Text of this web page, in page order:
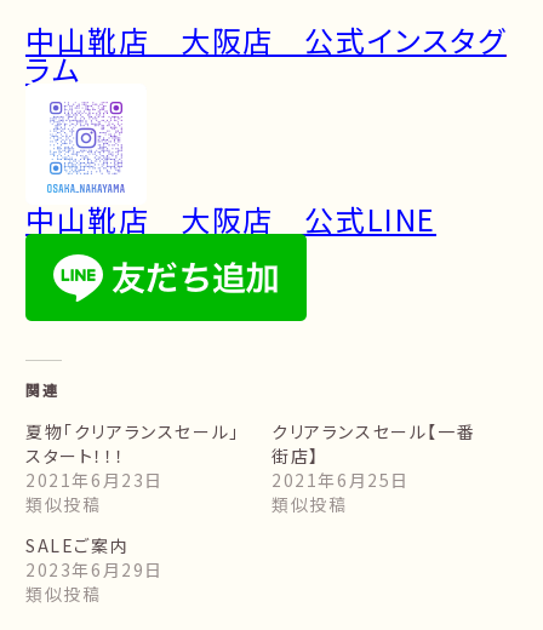
中山靴店 大阪店 公式インスタグ
ラム
中山靴店 大阪店 公式LINE
関連
夏物「クリアランスセール」
スタート！！！
2021年6月23日
類似投稿
クリアランスセール【一番
街店】
2021年6月25日
類似投稿
SALEご案内
2023年6月29日
類似投稿